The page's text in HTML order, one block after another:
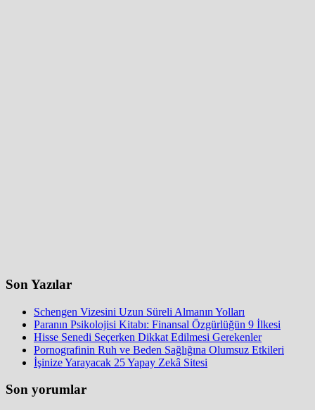
Son Yazılar
Schengen Vizesini Uzun Süreli Almanın Yolları
Paranın Psikolojisi Kitabı: Finansal Özgürlüğün 9 İlkesi
Hisse Senedi Seçerken Dikkat Edilmesi Gerekenler
Pornografinin Ruh ve Beden Sağlığına Olumsuz Etkileri
İşinize Yarayacak 25 Yapay Zekâ Sitesi
Son yorumlar